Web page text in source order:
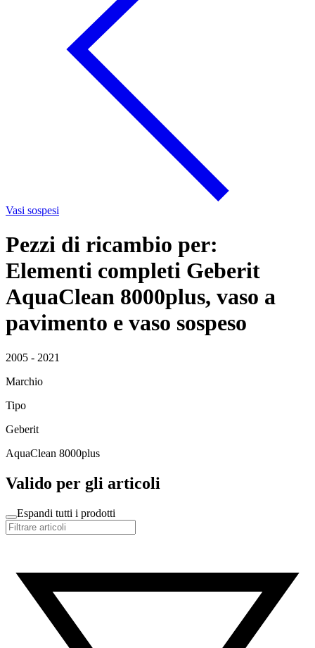
Vasi sospesi
Pezzi di ricambio per:
Elementi completi Geberit
AquaClean 8000plus, vaso a
pavimento e vaso sospeso
2005 - 2021
Marchio
Tipo
Geberit
AquaClean 8000plus
Valido per gli articoli
Espandi tutti i prodotti